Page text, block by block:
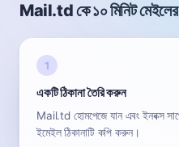
Mail.td কে ১০ মিনিট মেইলের
একটি ঠিকানা তৈরি করুন
Mail.td হোমপেজে যান এবং ইনবক্স
ইমেইল ঠিকানাটি কপি করুন।